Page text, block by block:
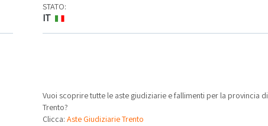
STATO:
IT
Vuoi scoprire tutte le aste giudiziarie e fallimenti per la provincia di
Trento?
Clicca:Aste Giudiziarie Trento